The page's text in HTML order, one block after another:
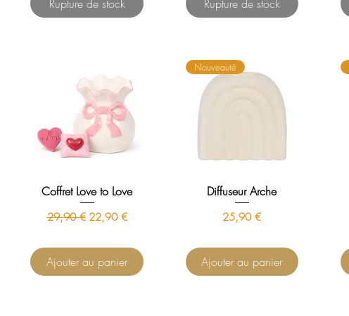
Rupture de stock Rupture de stock
Coffret Love to Love
Prix original
29,90 € Prix promotionnel
22,90 €
Ajouter au panier
Nouveauté
Diffuseur Arche
Prix
25,90 €
Ajouter au panier